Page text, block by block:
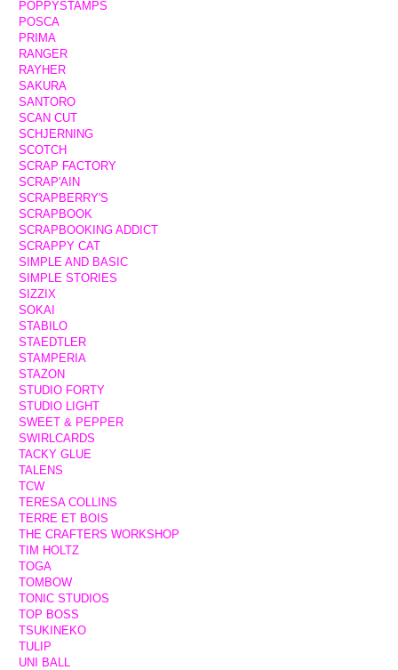
POPPYSTAMPS
POSCA
PRIMA
RANGER
RAYHER
SAKURA
SANTORO
SCAN CUT
SCHJERNING
SCOTCH
SCRAP FACTORY
SCRAP'AIN
SCRAPBERRY'S
SCRAPBOOK
SCRAPBOOKING ADDICT
SCRAPPY CAT
SIMPLE AND BASIC
SIMPLE STORIES
SIZZIX
SOKAI
STABILO
STAEDTLER
STAMPERIA
STAZON
STUDIO FORTY
STUDIO LIGHT
SWEET & PEPPER
SWIRLCARDS
TACKY GLUE
TALENS
TCW
TERESA COLLINS
TERRE ET BOIS
THE CRAFTERS WORKSHOP
TIM HOLTZ
TOGA
TOMBOW
TONIC STUDIOS
TOP BOSS
TSUKINEKO
TULIP
UNI BALL